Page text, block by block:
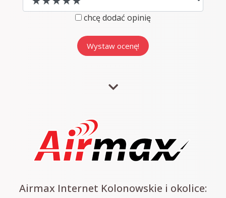
chcę dodać opinię
Airmax Internet Kolonowskie i okolice: